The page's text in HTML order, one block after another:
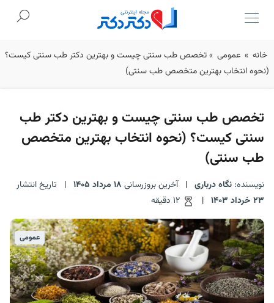
Skip
to
خانه » عمومی »تخصص طب سنتی چیست و بهترین دکتر طب سنتی کیست؟
(نحوه انتخاب بهترین متخصص طب سنتی)
تخصص طب سنتی چیست و بهترین دکتر طب
سنتی کیست؟ (نحوه انتخاب بهترین متخصص
طب سنتی)
نویسنده: نگاه درباری | آخرین بروزرسانی 18 مرداد 1405 |
تاریخ انتشار
23 خرداد 1403
|
عمومی